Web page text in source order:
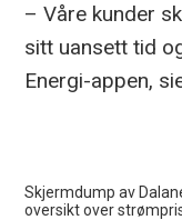
– Våre kunder
sitt uansett tid
Energi-appen,
Skjermdump av
oversikt over